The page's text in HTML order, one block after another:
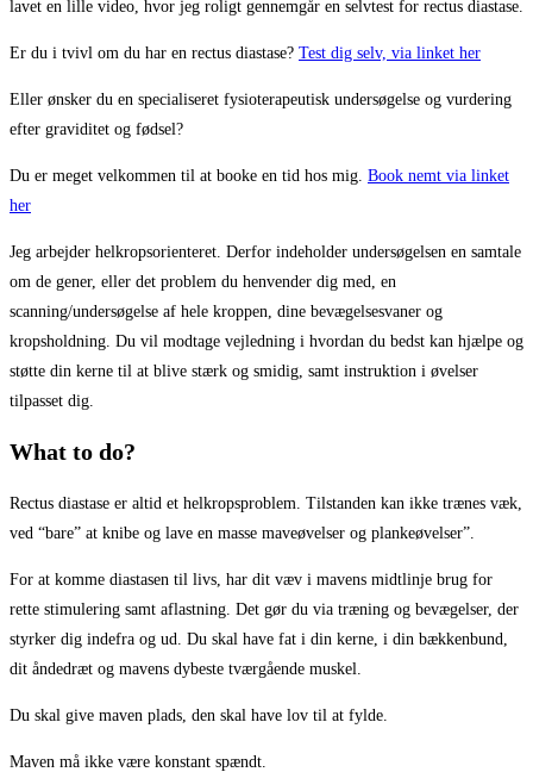
lavet en lille video, hvor jeg roligt gennemgår en selvtest for rectus diastase.
Er du i tvivl om du har en rectus diastase? Test dig selv, via linket her
Eller ønsker du en specialiseret fysioterapeutisk undersøgelse og vurdering
efter graviditet og fødsel?
Du er meget velkommen til at booke en tid hos mig. Book nemt via linket
her
Jeg arbejder helkropsorienteret. Derfor indeholder undersøgelsen en samtale
om de gener, eller det problem du henvender dig med, en
scanning/undersøgelse af hele kroppen, dine bevægelsesvaner og
kropsholdning. Du vil modtage vejledning i hvordan du bedst kan hjælpe og
støtte din kerne til at blive stærk og smidig, samt instruktion i øvelser
tilpasset dig.
What to do?
Rectus diastase er altid et helkropsproblem. Tilstanden kan ikke trænes væk,
ved “bare” at knibe og lave en masse maveøvelser og plankeøvelser”.
For at komme diastasen til livs, har dit væv i mavens midtlinje brug for
rette stimulering samt aflastning. Det gør du via træning og bevægelser, der
styrker dig indefra og ud. Du skal have fat i din kerne, i din bækkenbund,
dit åndedræt og mavens dybeste tværgående muskel.
Du skal give maven plads, den skal have lov til at fylde.
Maven må ikke være konstant spændt.